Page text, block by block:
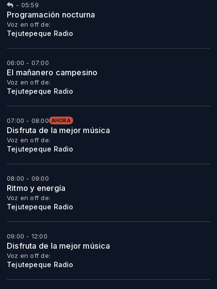
- 05:59
Programación nocturna
Voz en off de:
Tejutepeque Radio
06:00 - 07:00
El mañanero campesino
Voz en off de:
Tejutepeque Radio
07:00 - 08:00 AHORA
Disfruta de la mejor música
Voz en off de:
Tejutepeque Radio
08:00 - 09:00
Ritmo y energía
Voz en off de:
Tejutepeque Radio
09:00 - 12:00
Disfruta de la mejor música
Voz en off de:
Tejutepeque Radio